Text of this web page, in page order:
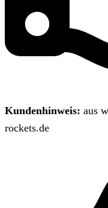
Kundenhinweis: aus
rockets.de